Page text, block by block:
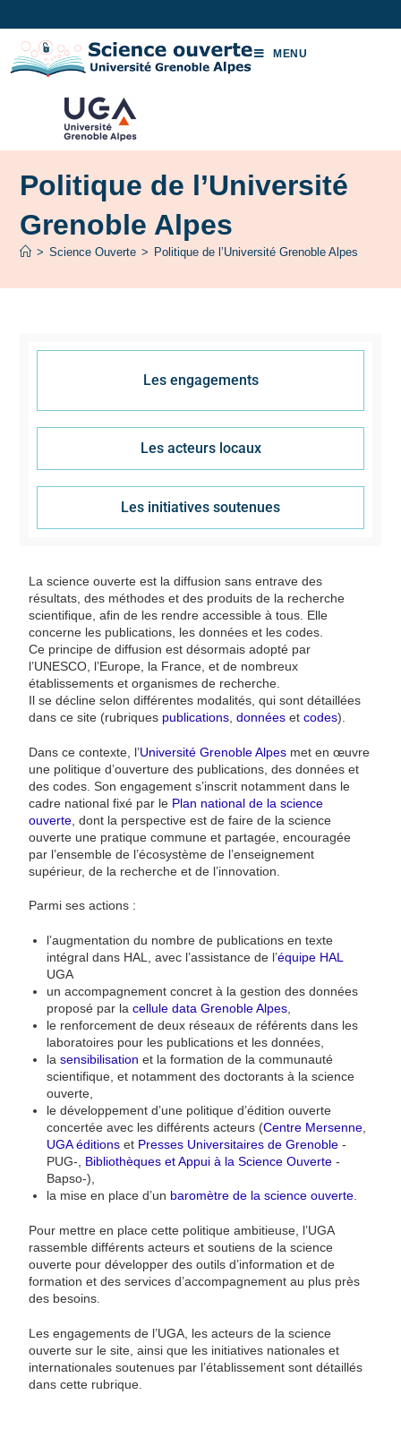
MENU
Politique de l’Université
Grenoble Alpes
> Science Ouverte > Politique de l’Université Grenoble Alpes
Les engagements
Les acteurs locaux
Les initiatives soutenues
La science ouverte est la diffusion sans entrave des
résultats, des méthodes et des produits de la recherche
scientifique, afin de les rendre accessible à tous. Elle
concerne les publications, les données et les codes.
Ce principe de diffusion est désormais adopté par
l’UNESCO, l’Europe, la France, et de nombreux
établissements et organismes de recherche.
Il se décline selon différentes modalités, qui sont détaillées
dans ce site (rubriques publications ,données etcodes).
Dans ce contexte, l’Université Grenoble Alpes met en œuvre
une politique d’ouverture des publications, des données et
des codes. Son engagement s’inscrit notamment dans le
cadre national fixé par le Plan national de la science
ouverte , dont la perspective est de faire de la science
ouverte une pratique commune et partagée, encouragée
par l’ensemble de l’écosystème de l’enseignement
supérieur, de la recherche et de l’innovation.
Parmi ses actions :
l’augmentation du nombre de publications en texte
intégral dans HAL, avec l’assistance de l’équipe HAL
UGA
un accompagnement concret à la gestion des données
proposé par lacellule data Grenoble Alpes
le renforcement de deux réseaux de référents dans les
laboratoires pour les publications et les données,
lasensibilisation et la formation de la communauté
scientifique, et notamment des doctorants à la science
ouverte,
le développement d’une politique d’édition ouverte
concertée avec les différents acteurs (Centre Mersenne
UGA éditions et Presses Universitaires de Grenoble -
PUG-, Bibliothèques et Appui à la Science Ouverte -
Bapso-),
la mise en place d’un baromètre de la science ouverte
Pour mettre en place cette politique ambitieuse, l’UGA
rassemble différents acteurs et soutiens de la science
ouverte pour développer des outils d’information et de
formation et des services d’accompagnement au plus près
des besoins.
Les engagements de l’UGA, les acteurs de la science
ouverte sur le site, ainsi que les initiatives nationales et
internationales soutenues par l’établissement sont détaillés
dans cette rubrique.